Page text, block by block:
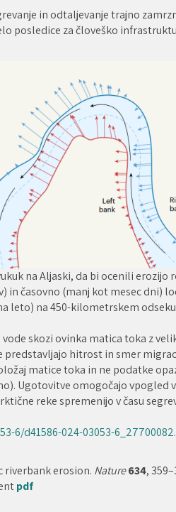
in odtaljevanje trajno
posledice za človeško
na Aljaski, da bi ocenili erozijo
in časovno (manj kot mesec dni)
leto) na 450-kilometrskem
skozi ovinka matica toka z
predstavljajo hitrost in smer
matice toka in ne podatke
Ugotovitve omogočajo vpogled v
reke spremenijo v času
6/d41586-024-03053-
riverbank erosion. Nature634,
pdf